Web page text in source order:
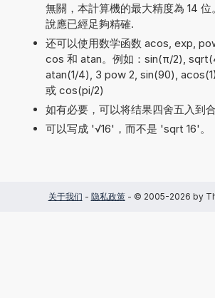
無關，本計算機的最大精度為 14
說應已經足夠精確.
还可以使用数学函数 acos, exp,
cos 和 atan。例如：sin(π/2),
atan(1/4), 3 pow 2, sin(90),
或 cos(pi/2)
如有必要，可以将结果四舍五入到
可以写成 '√16'，而不是 'sqrt 16'。
关于我们 - 隐私政策- © 2005-2026 by